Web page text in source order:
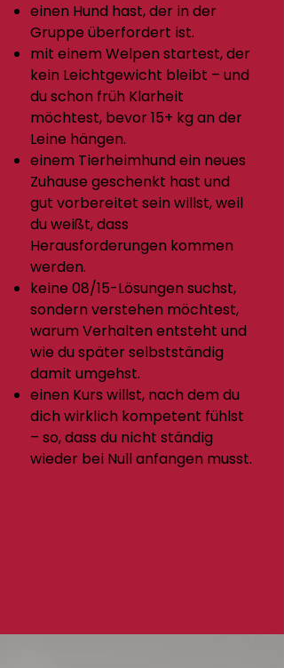
einen Hund hast, der in der
Gruppe überfordert ist.
mit einem Welpen startest, der
kein Leichtgewicht bleibt – und
du schon früh Klarheit
möchtest, bevor 15+ kg an der
Leine hängen.
einem Tierheimhund ein neues
Zuhause geschenkt hast und
gut vorbereitet sein willst, weil
du weißt, dass
Herausforderungen kommen
werden.
keine 08/15-Lösungen suchst,
sondern verstehen möchtest,
warum Verhalten entsteht und
wie du später selbstständig
damit umgehst.
einen Kurs willst, nach dem du
dich wirklich kompetent fühlst
– so, dass du nicht ständig
wieder bei Null anfangen musst.